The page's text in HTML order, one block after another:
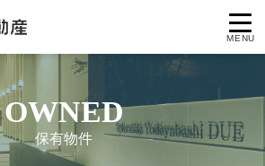
MENU
コンセプト
OWNED
保有物件